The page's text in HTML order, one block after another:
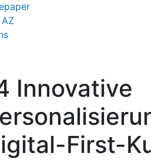
Innovative
First-